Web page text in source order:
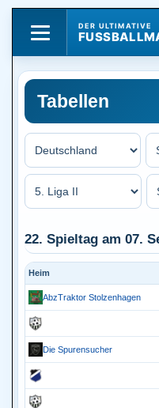
DER ULTIMATIVE
Tabellen
22. Spieltag am 07.
Heim
AbzTraktor Stolzenhagen
Die Spurensucher